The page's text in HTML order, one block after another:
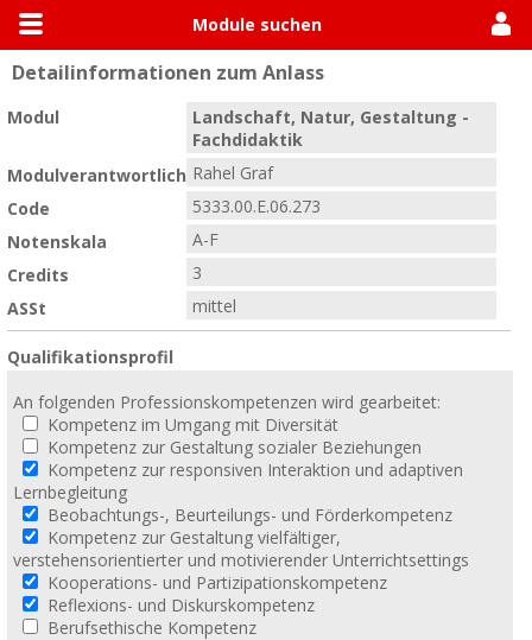
Module suchen
Allgemein
Module suchen
Modulhandbücher
Detailinformationen zum Anlass
Modul
Landschaft, Natur, Gestaltung -
Fachdidaktik
Modulverantwortlich Rahel Graf
Code
5333.00.E.06.273
Notenskala
A-F
Credits
3
ASSt
mittel
Qualifikationsprofil
An folgenden Professionskompetenzen wird gearbeitet:
Kompetenz im Umgang mit Diversität
Kompetenz zur Gestaltung sozialer Beziehungen
Kompetenz zur responsiven Interaktion und adaptiven
Lernbegleitung
Beobachtungs-, Beurteilungs- und Förderkompetenz
Kompetenz zur Gestaltung vielfältiger,
verstehensorientierter und motivierender Unterrichtsettings
Kooperations- und Partizipationskompetenz
Reflexions- und Diskurskompetenz
Berufsethische Kompetenz